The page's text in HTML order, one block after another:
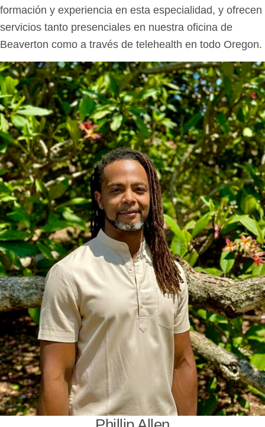
formación y experiencia en esta especialidad, y ofrecen
servicios tanto presenciales en nuestra oficina de
Beaverton como a través de telehealth en todo Oregon.